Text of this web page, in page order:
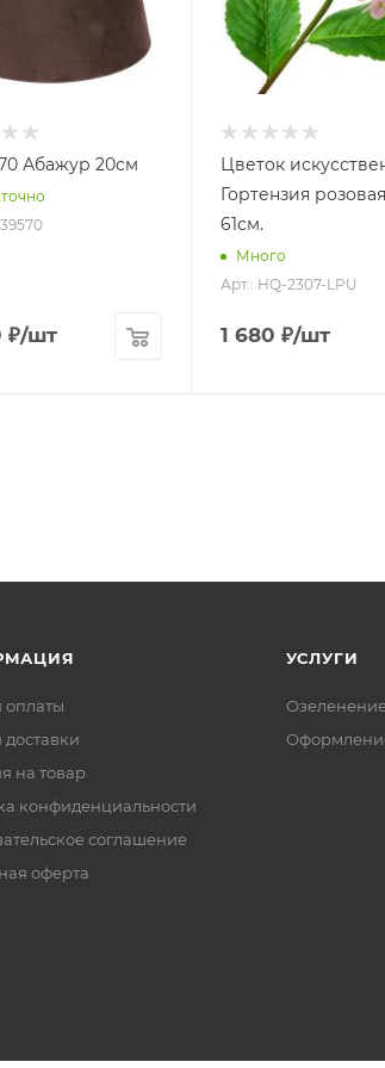
Абажур 20см
₽/шт
Цветок
Гортензия
61см.
Много
Арт.: HQ-2307-LPU
1 680 ₽/шт
оплаты
доставки
на товар
конфиденциальности
соглашение
оферта
УСЛУГИ